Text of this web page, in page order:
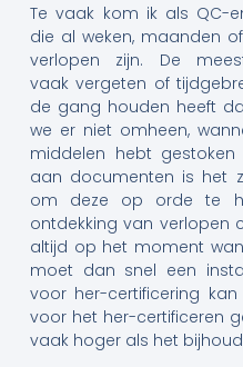
Te vaak kom ik als QC-
die al weken, maanden
verlopen zijn. De
vaak vergeten of
de gang houden heeft
we er niet omheen,
middelen hebt
aan documenten is het
om deze op orde te
ontdekking van verlopen
altijd op het moment
moet dan snel een
voor her-certificering
voor het her-certificeren
vaak hoger als het